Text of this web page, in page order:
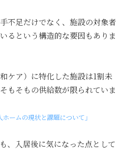
不足だけでなく、施設の対象者
るという構造的な要因もありま
ケア）に特化した施設は1割未
もそもの供給数が限られていま
ホームの現状と課題について」
、入居後に気になった点として